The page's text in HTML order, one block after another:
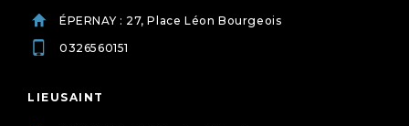
ÉPERNAY : 27, Place Léon Bourgeois
0326560151
LIEUSAINT